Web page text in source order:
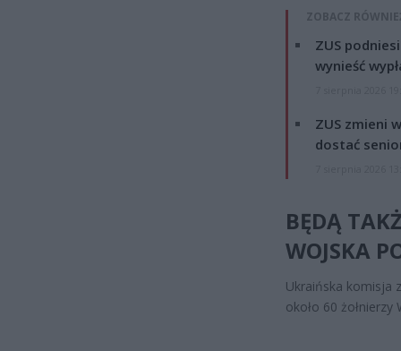
ZOBACZ
ZUS
wynieść
ZUS zmieni
dostać
BĘDĄ
WOJSKA
Ukraińska komisja
około 60 żołnierzy